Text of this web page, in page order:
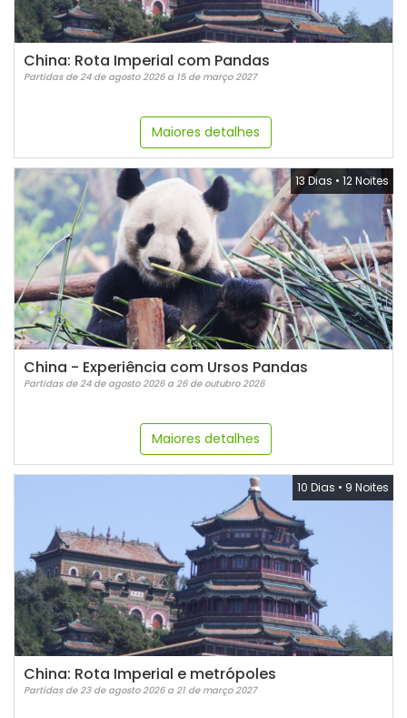
China: Rota Imperial com Pandas
Partidas de 24 de agosto 2026 a 15 de março 2027
Maiores detalhes
13 Dias • 12 Noites
China - Experiência com Ursos Pandas
Partidas de 24 de agosto 2026 a 26 de outubro 2026
Maiores detalhes
10 Dias • 9 Noites
China: Rota Imperial e metrópoles
Partidas de 23 de agosto 2026 a 21 de março 2027